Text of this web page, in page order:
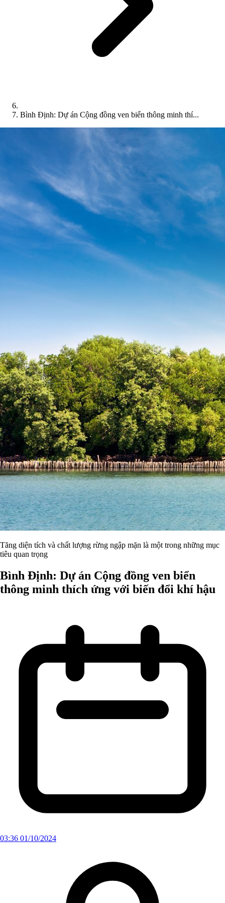
Bình Định: Dự án Cộng đồng ven biển thông minh thí...
Tăng diện tích và chất lượng rừng ngập mặn là một trong những mục
tiêu quan trọng
Bình Định: Dự án Cộng đồng ven biển
thông minh thích ứng với biến đổi khí hậu
03:36 01/10/2024